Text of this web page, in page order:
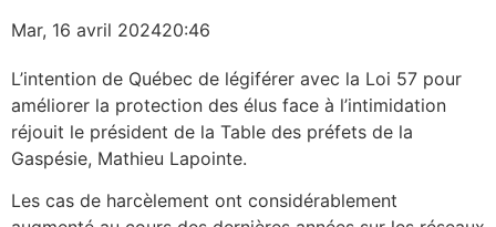
Mar, 16 avril 202420:46
L’intention de Québec de légiférer avec la Loi 57 pour
améliorer la protection des élus face à l’intimidation
réjouit le président de la Table des préfets de la
Gaspésie, Mathieu Lapointe.
Les cas de harcèlement ont considérablement